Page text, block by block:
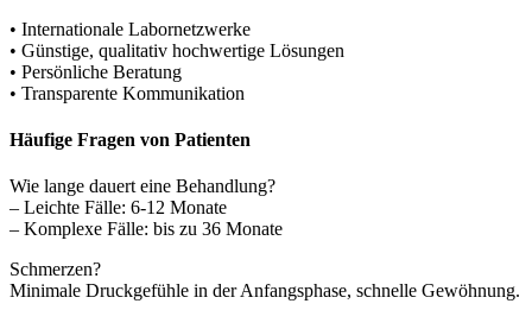
• Internationale Labornetzwerke
• Günstige, qualitativ hochwertige Lösungen
• Persönliche Beratung
• Transparente Kommunikation
Häufige Fragen von Patienten
Wie lange dauert eine Behandlung?
– Leichte Fälle: 6-12 Monate
– Komplexe Fälle: bis zu 36 Monate
Schmerzen?
Minimale Druckgefühle in der Anfangsphase, schnelle Gewöhnung.